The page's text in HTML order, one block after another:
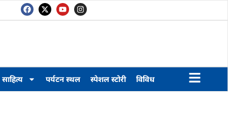
साहित्य पर्यटन स्थल स्पेशल स्टोरी विविध